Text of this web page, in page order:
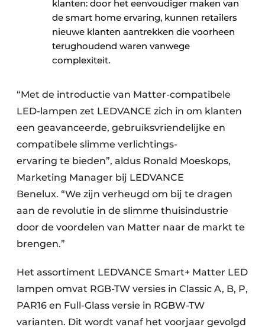
klanten: door het eenvoudiger maken van
de smart home ervaring, kunnen retailers
nieuwe klanten aantrekken die voorheen
terughoudend waren vanwege
complexiteit.
“Met de introductie van Matter-compatibele
LED-lampen zet LEDVANCE zich in om klanten
een geavanceerde, gebruiksvriendelijke en
compatibele slimme verlichtings-
ervaring te bieden”, aldus Ronald Moeskops,
Marketing Manager bij LEDVANCE
Benelux. “We zijn verheugd om bij te dragen
aan de revolutie in de slimme thuisindustrie
door de voordelen van Matter naar de markt te
brengen.”
Het assortiment LEDVANCE Smart+ Matter LED
lampen omvat RGB-TW versies in Classic A, B, P,
PAR16 en Full-Glass versie in RGBW-TW
varianten. Dit wordt vanaf het voorjaar gevolgd